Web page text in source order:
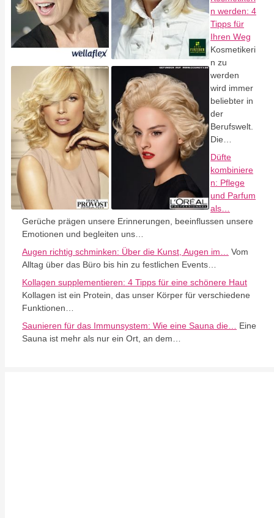
n werden: 4
Tipps für
Ihren Weg
Kosmetikeri
n zu
werden
wird immer
beliebter in
der
Berufswelt.
Die…
Düfte
kombiniere
n: Pflege
und Parfum
als…
Gerüche prägen unsere Erinnerungen, beeinflussen unsere
Emotionen und begleiten uns…
Augen richtig schminken: Über die Kunst, Augen im…
Vom
Alltag über das Büro bis hin zu festlichen Events…
Kollagen supplementieren: 4 Tipps für eine schönere Haut
Kollagen ist ein Protein, das unser Körper für verschiedene
Funktionen…
Saunieren für das Immunsystem: Wie eine Sauna die…
Eine
Sauna ist mehr als nur ein Ort, an dem…